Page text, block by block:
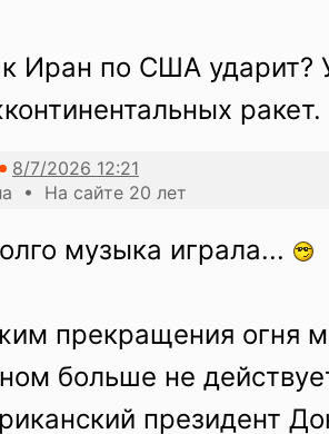
Иран по США ударит?
ракет.
• На сайте 20 лет
музыка играла...
прекращения огня
больше не
президент